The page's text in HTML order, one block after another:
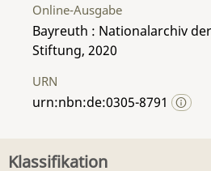
Online-Ausgabe
Bayreuth : Nationalarchiv
Stiftung, 2020
URN
urn:nbn:de:0305-8791
Klassifikation